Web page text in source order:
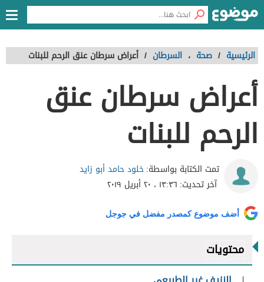
الرئيسية / صحة ، السرطان / أعراض سرطان عنق الرحم للبنات
أعراض سرطان عنق
الرحم للبنات
تمت الكتابة بواسطة:خلود حامد أبو زايد
آخر تحديث: ١٣:٣٦ ، ٢٠ أبريل ٢٠١٩
أضف موضوع كمصدر مفضل في جوجل
محتويات